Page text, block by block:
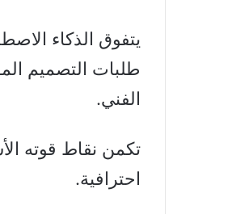
يتفوق الذكاء
طلبات التصميم
الفني.
تكمن نقاط قوته
احترافية.